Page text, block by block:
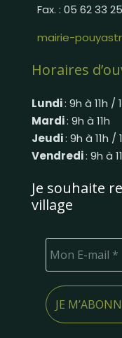
Fax. : 05 62 33
mairie-
Horaires
Lundi: 9h à 11h /
Mardi: 9h à 11h
Jeudi: 9h à 11h /
Vendredi: 9h à
Je souhaite
village